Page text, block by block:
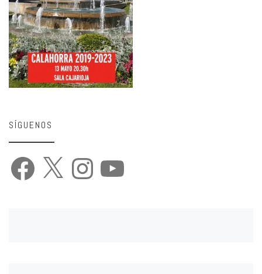
SÍGUENOS
Facebook Instagram YouTube